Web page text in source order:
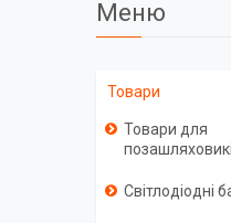
Товари
Товари для
Світлодіодні